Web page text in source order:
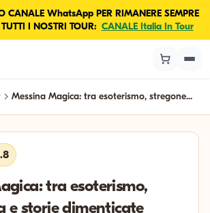
CANALE WhatsApp PER RIMANERE SEMPRE
I NOSTRI TOUR: CANALE Italia In Tour
Messina Magica: tra esoterismo, stregone...
tra esoterismo,
e storie dimenticate